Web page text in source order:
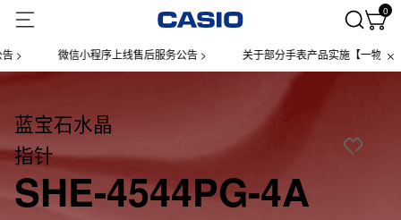
0
微信小程序上线售后服务公告 > 关于部分手表产品实施【一物一码
蓝宝石水晶
指针
SHE-4544PG-4A